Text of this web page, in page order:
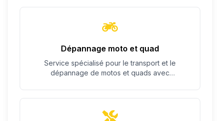
Dépannage moto et quad
Service spécialisé pour le transport et le
dépannage de motos et quads avec